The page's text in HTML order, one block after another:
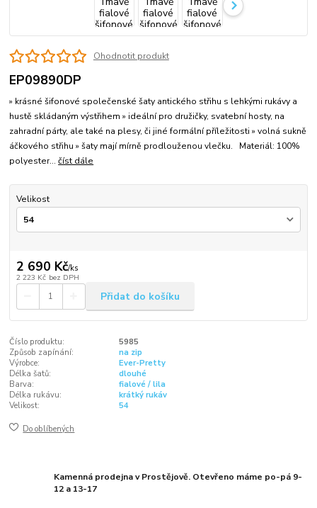
Ohodnotit produkt
EP09890DP
» krásné šifonové společenské šaty antického střihu s lehkými rukávy a
hustě skládaným výstřihem » ideální pro družičky, svatební hosty, na
zahradní párty, ale také na plesy, či jiné formální příležitosti » volná sukně
áčkového střihu » šaty mají mírně prodlouženou vlečku. Materiál: 100%
polyester...číst dále
Velikost
2 690 Kč/ks
2 223 Kč bez DPH
Přidat do košíku
Číslo produktu:
5985
Způsob zapínání:
na zip
Výrobce:
Ever-Pretty
Délka šatů:
dlouhé
Barva:
fialové / lila
Délka rukávu:
krátký rukáv
Velikost:
54
Do oblíbených
Kamenná prodejna v Prostějově. Otevřeno máme po-pá 9-
12 a 13-17